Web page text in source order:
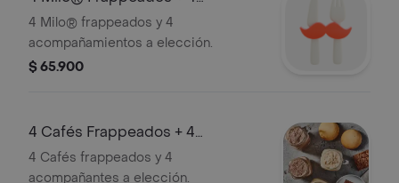
Acompañamientos
4 Milo® frappeados y 4
acompañamientos a elección.
$ 65.900
4 Cafés Frappeados + 4
Acompañantes
4 Cafés frappeados y 4
acompañantes a elección.